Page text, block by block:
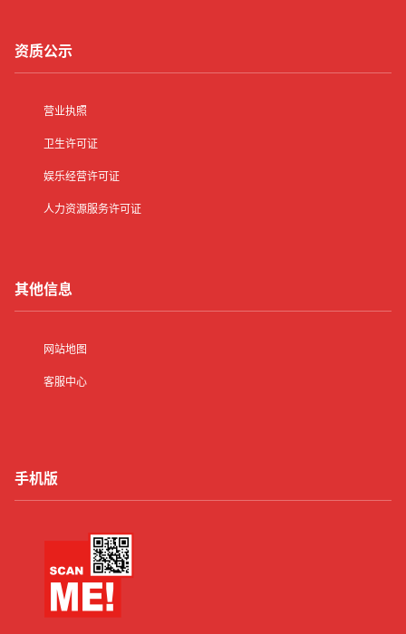
资质公示
营业执照
卫生许可证
娱乐经营许可证
人力资源服务许可证
其他信息
网站地图
客服中心
手机版